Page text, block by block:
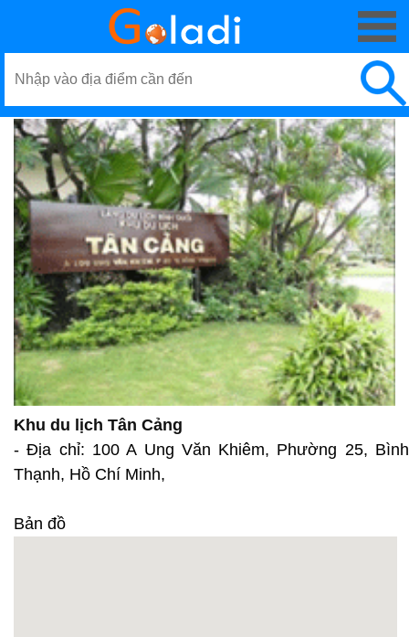
Khu du lịch Tân Cảng
- Địa chỉ: 100 A Ung Văn Khiêm, Phường 25, Bình
Thạnh, Hồ Chí Minh,
Bản đồ